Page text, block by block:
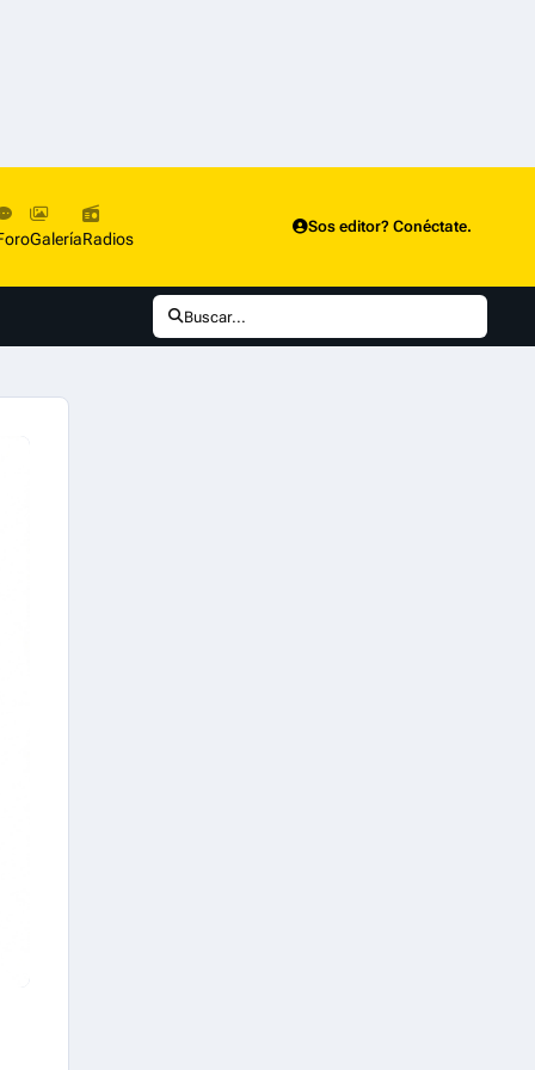
GaleríaRadios
Sos editor? Conéctate.
Buscar...